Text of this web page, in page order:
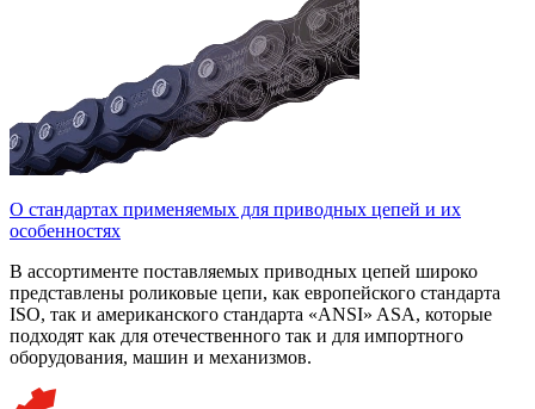
О стандартах применяемых для приводных цепей и их
особенностях
В ассортименте поставляемых приводных цепей широко
представлены роликовые цепи, как европейского стандарта
ISO, так и американского стандарта «ANSI» ASA, которые
подходят как для отечественного так и для импортного
оборудования, машин и механизмов.